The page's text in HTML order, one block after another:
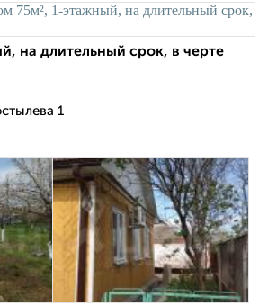
на длительный срок, в черте
1